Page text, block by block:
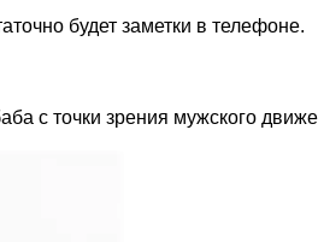
будет заметки в телефоне.
с точки зрения мужского